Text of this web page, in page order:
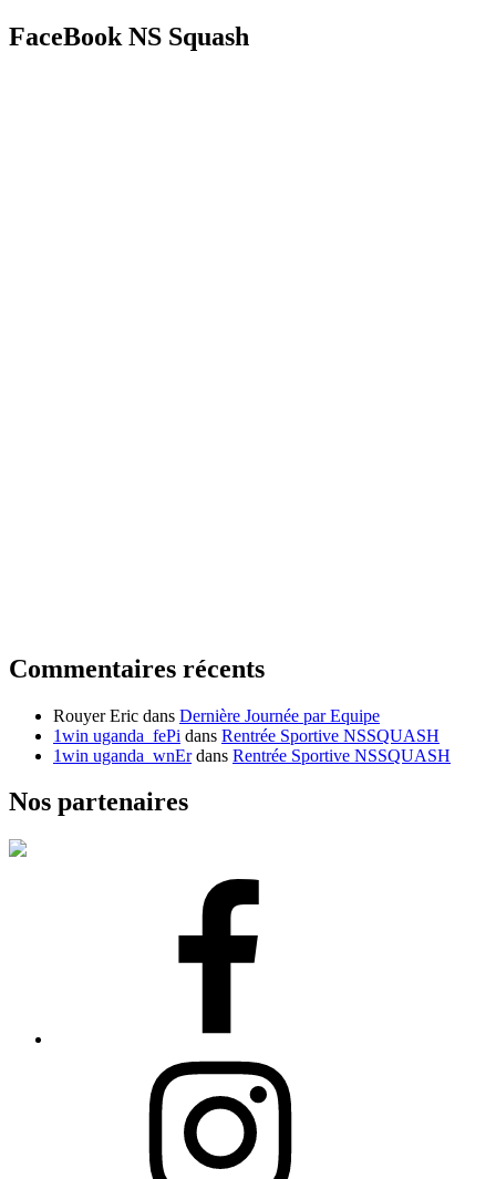
FaceBook NS Squash
Commentaires récents
Rouyer Eric dans Dernière Journée par Equipe
1win uganda_fePi dans Rentrée Sportive NSSQUASH
1win uganda_wnErdans Rentrée Sportive NSSQUASH
Nos partenaires